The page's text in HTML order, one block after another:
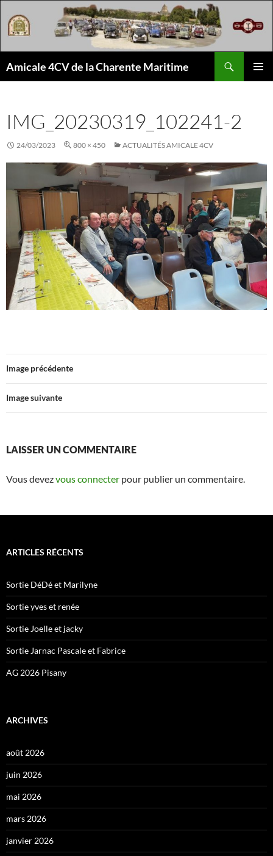
au
contenu
Amicale 4CV de la Charente Maritime
IMG_20230319_102241-2
24/03/2023 800 × 450 ACTUALITÉS AMICALE 4CV
Image précédente
Image suivante
LAISSER UN COMMENTAIRE
Vous devezvous connecter pour publier un commentaire.
ARTICLES RÉCENTS
Sortie DéDé et Marilyne
Sortie yves et renée
Sortie Joelle et jacky
Sortie Jarnac Pascale et Fabrice
AG 2026 Pisany
ARCHIVES
août 2026
juin 2026
mai 2026
mars 2026
janvier 2026